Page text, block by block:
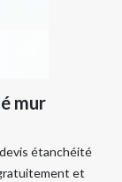
mur
étanchéité
et